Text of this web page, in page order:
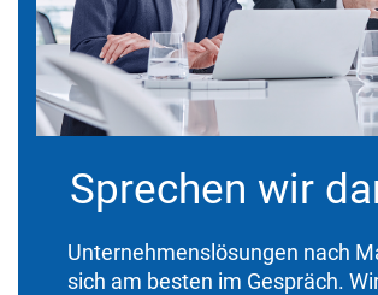
Sprechen wir
Unternehmenslösungen nach
sich am besten im Gespräch.